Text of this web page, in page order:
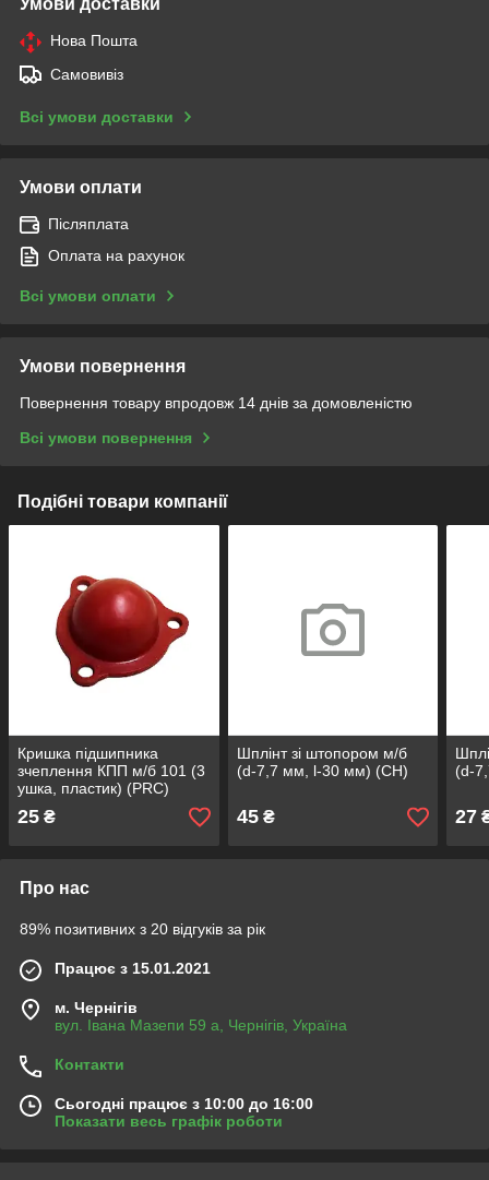
Нова Пошта
Самовивіз
Всі умови доставки
Умови оплати
Післяплата
Оплата на рахунок
Всі умови оплати
Умови повернення
Повернення товару впродовж 14 днів за домовленістю
Всі умови повернення
Подібні товари компанії
Кришка пiдшипника
зчеплення КПП м/б 101 (3
ушка, пластик) (PRC)
25 ₴
Шплінт зі штопором м/б
(d-7,7 мм, l-30 мм) (СН)
45₴
(d-
27
Про нас
89% позитивних з 20 відгуків за рік
Працює з 15.01.2021
м. Чернігів
вул. Івана Мазепи 59 а, Чернігів, Україна
Контакти
Сьогодні працює з 10:00 до 16:00
Показати весь графік роботи